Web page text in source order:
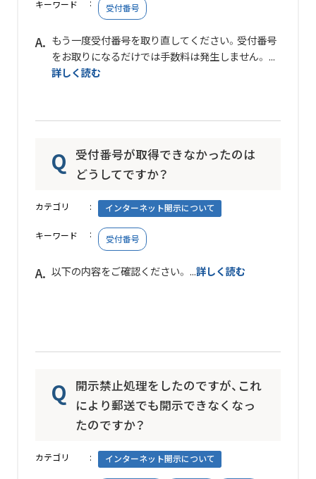
キーワード 受付番号
もう一度受付番号を取り直してください。受付番号
をお取りになるだけでは手数料は発生しません。 ...
詳しく読む
受付番号が取得できなかったのは
どうしてですか？
カテゴリ インターネット開示について
キーワード 受付番号
以下の内容をご確認ください。 ...詳しく読む
開示禁止処理をしたのですが、これ
により郵送でも開示できなくなっ
たのですか？
カテゴリ インターネット開示について